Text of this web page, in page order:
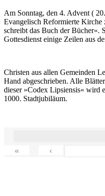
Am Sonntag, den 4. Advent (
Evangelisch Reformierte
schreibt das Buch der Bücher«.
Gottesdienst einige Zeilen aus
Christen aus allen Gemeinden
Hand abgeschrieben. Alle
dieser »Codex Lipsiensis« wird
1000. Stadtjubiläum.
« ‹